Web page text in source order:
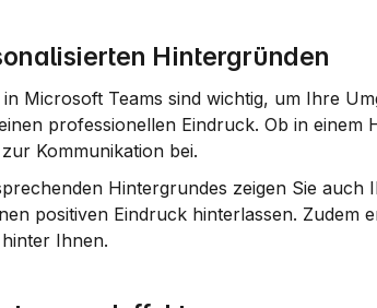
Hintergründen
Microsoft Teams sind wichtig, um Ihre
professionellen Eindruck. Ob in einem
Kommunikation bei.
Hintergrundes zeigen Sie
positiven Eindruck hinterlassen. Zudem
Ihnen.